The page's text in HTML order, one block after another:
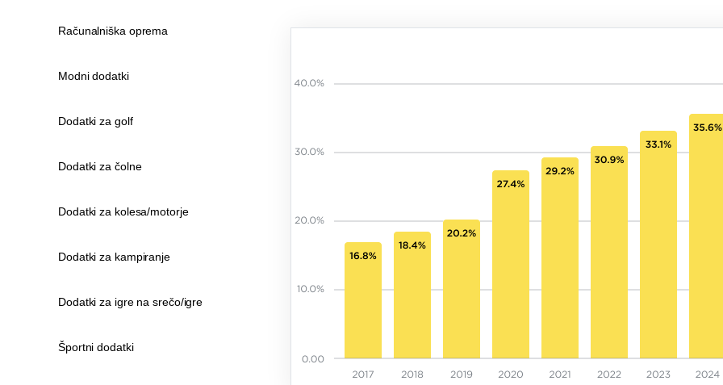
Računalniška oprema
Modni dodatki
Dodatki za golf
Dodatki za čolne
Dodatki za kolesa/motorje
Dodatki za kampiranje
Dodatki za igre na srečo/igre
Športni dodatki